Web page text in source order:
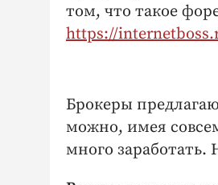
том, что такое
https://
Брокеры
можно, имея
много заработать.